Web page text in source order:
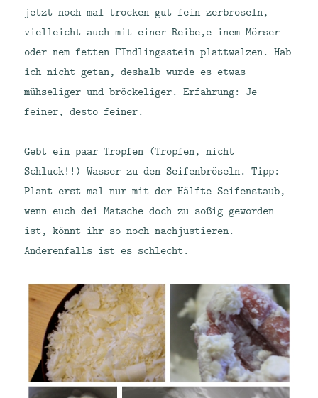
jetzt noch mal trocken gut fein zerbröseln,
vielleicht auch mit einer Reibe,e inem Mörser
oder nem fetten FIndlingsstein plattwalzen. Hab
ich nicht getan, deshalb wurde es etwas
mühseliger und bröckeliger. Erfahrung: Je
feiner, desto feiner.
Gebt ein paar Tropfen (Tropfen, nicht
Schluck!!) Wasser zu den Seifenbröseln. Tipp:
Plant erst mal nur mit der Hälfte Seifenstaub,
wenn euch dei Matsche doch zu soßig geworden
ist, könnt ihr so noch nachjustieren.
Anderenfalls ist es schlecht.